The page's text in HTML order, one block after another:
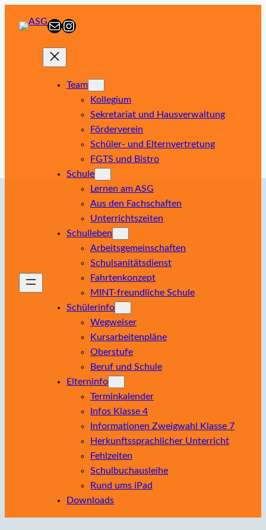
Inhalt
E-MailInstagram
Team
Kollegium
Sekretariat und Hausverwaltung
Förderverein
Schüler- und Elternvertretung
FGTS und Bistro
Schule
Lernen am ASG
Aus den Fachschaften
Unterrichtszeiten
Schulleben
Arbeitsgemeinschaften
Schulsanitätsdienst
Fahrtenkonzept
MINT-freundliche Schule
Schülerinfo
Wegweiser
Kursarbeitenpläne
Oberstufe
Beruf und Schule
Elterninfo
Terminkalender
Infos Klasse 4
Informationen Zweigwahl Klasse 7
Herkunftssprachlicher Unterricht
Fehlzeiten
Schulbuchausleihe
Rund ums iPad
Downloads